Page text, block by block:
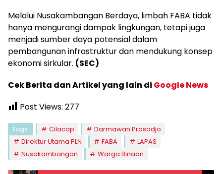
Melalui Nusakambangan Berdaya, limbah FABA tidak
hanya mengurangi dampak lingkungan, tetapi juga
menjadi sumber daya potensial dalam
pembangunan infrastruktur dan mendukung konsep
ekonomi sirkular. (SEC)
Cek Berita dan Artikel yang lain di Google News
Post Views: 277
Tags: Cilacap
Darmawan Prasodjo
Direktur Utama PLN
FABA
LAPAS
Nusakambangan
Warga Binaan